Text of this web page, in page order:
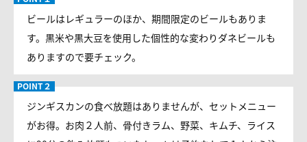
ビールはレギュラーのほか、期間限定のビールもありま
す。黒米や黒大豆を使用した個性的な変わりダネビールも
ありますので要チェック。
ジンギスカンの食べ放題はありませんが、セットメニュー
がお得。お肉２人前、骨付きラム、野菜、キムチ、ライス